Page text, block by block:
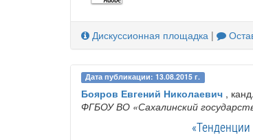
Дискуссионная площадка |
Дата публикации: 13.08.2015 г.
Бояров Евгений Николаевич ,
ФГБОУ ВО «Сахалинский